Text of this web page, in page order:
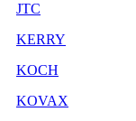
JTC
KERRY
KOCH
KOVAX